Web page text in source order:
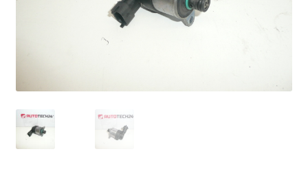
Politique de confidentialité
Procédure de Réclamation